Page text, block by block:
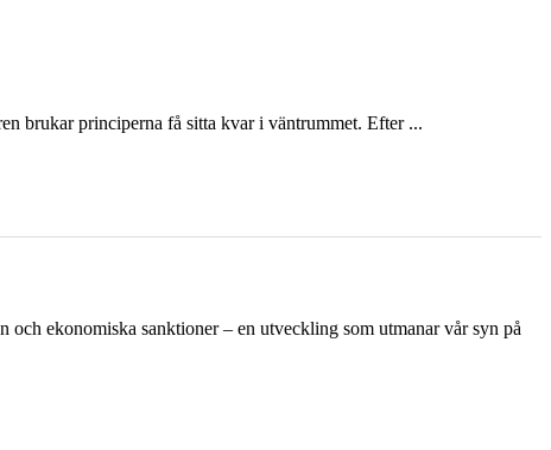
brukar principerna få sitta kvar i väntrummet. Efter ...
ekonomiska sanktioner – en utveckling som utmanar vår syn på